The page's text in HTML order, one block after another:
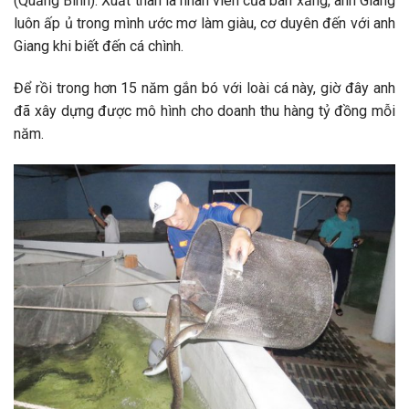
luôn ấp ủ trong mình ước mơ làm giàu, cơ duyên đến với anh
Giang khi biết đến cá chình.
Để rồi trong hơn 15 năm gắn bó với loài cá này, giờ đây anh
đã xây dựng được mô hình cho doanh thu hàng tỷ đồng mỗi
năm.